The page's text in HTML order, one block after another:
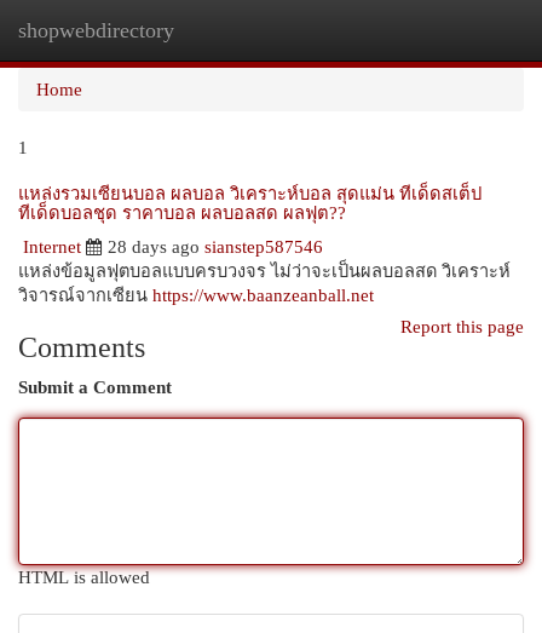
shopwebdirectory
Home
1
แหล่งรวมเซียนบอล ผลบอล วิเคราะห์บอล สุดแม่น ทีเด็ดสเต็ป
ทีเด็ดบอลชุด ราคาบอล ผลบอลสด ผลฟุต??
Internet
28 days ago sianstep587546
แหล่งข้อมูลฟุตบอลแบบครบวงจร ไม่ว่าจะเป็นผลบอลสด วิเคราะห์
วิจารณ์จากเซียน https://www.baanzeanball.net
Report this page
Comments
Submit a Comment
HTML is allowed